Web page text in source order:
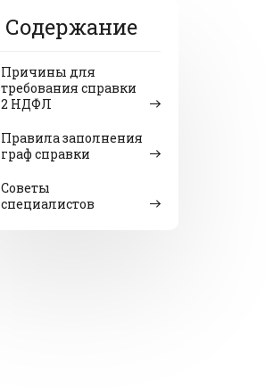
Содержание
Причины для
требования справки
2 НДФЛ
Правила заполнения
граф справки
Советы
специалистов